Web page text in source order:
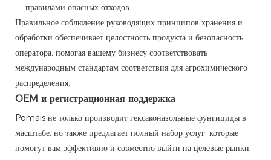
правилами опасных отходов
Правильное соблюдение руководящих принципов хранения и
обработки обеспечивает целостность продукта и безопасность
оператора, помогая вашему бизнесу соответствовать
международным стандартам соответствия для агрохимического
распределения.
OEM и регистрационная поддержка
Pomais не только производит гексаконазольные фунгициды в
масштабе, но также предлагает полный набор услуг, которые
помогут вам эффективно и совместно выйти на целевые рынки.